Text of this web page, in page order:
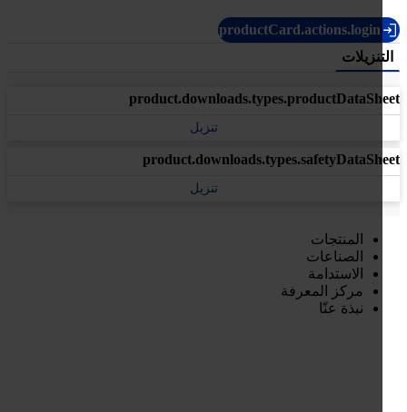
productCard.actions.login
تنزيل
تنزيل
المنتجات
الصناعات
الاستدامة
مركز المعرفة
نبذة عنّا